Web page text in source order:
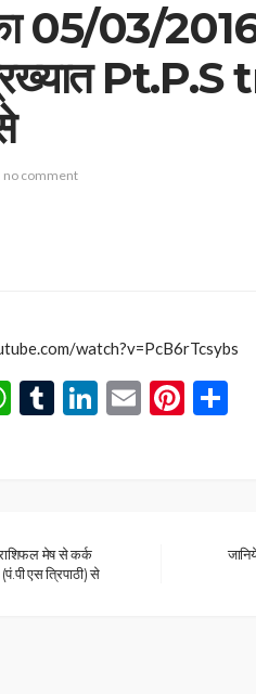
05/03/2016
Pt.P.S
no comment
watch?v=PcB6rTcsybs
WhatsApp
Tumblr
LinkedIn
Email
मेष से कर्क
एस त्रिपाठी) से